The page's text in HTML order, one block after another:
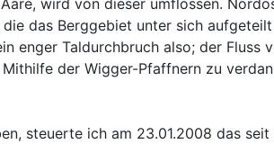
die das Berggebiet unter sich
enger Taldurchbruch also; der
der Wigger-Pfaffnern zu
steuerte ich am 23.01.2008 das